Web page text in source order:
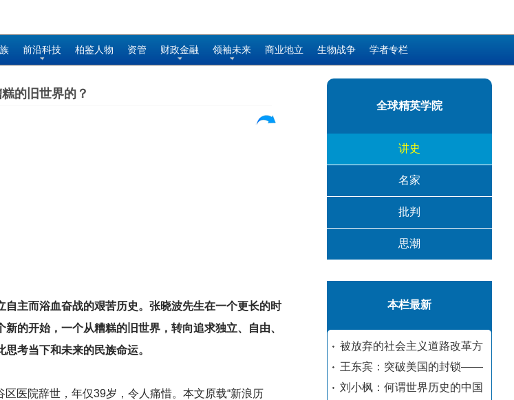
前沿科技 柏鉴人物 资管 财政金融 领袖未来 商业地立 生物战争 学者专栏
的旧世界的？
主而浴血奋战的艰苦历史。张晓波先生在一个更长的时
的开始，一个从糟糕的旧世界，转向追求独立、自由、
考当下和未来的民族命运。
医院辞世，年仅39岁，令人痛惜。本文原载“新浪历
全球精英学院
讲史
名家
批判
思潮
本栏最新
被放弃的社会主义道路改革方
王东宾：突破美国的封锁——
刘小枫：何谓世界历史的中国